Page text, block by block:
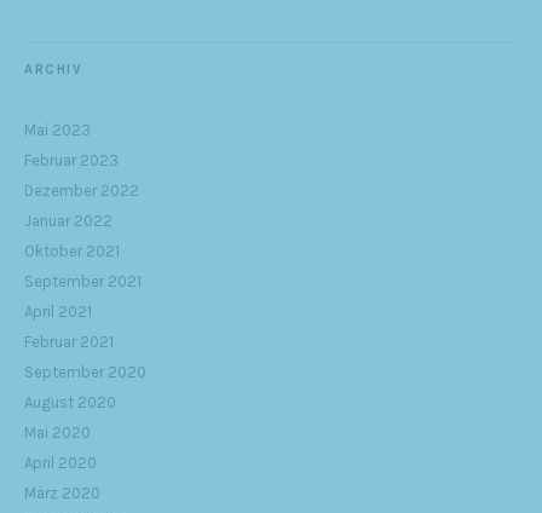
ARCHIV
Mai 2023
Februar 2023
Dezember 2022
Januar 2022
Oktober 2021
September 2021
April 2021
Februar 2021
September 2020
August 2020
Mai 2020
April 2020
März 2020